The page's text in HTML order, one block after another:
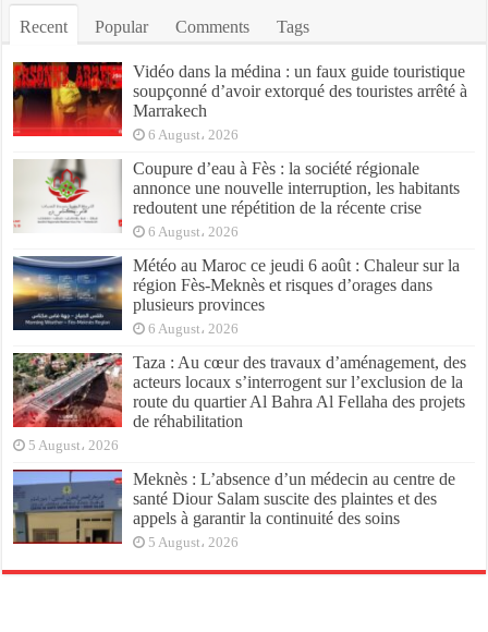
Recent Popular Comments Tags
Vidéo dans la médina : un faux guide touristique
soupçonné d’avoir extorqué des touristes arrêté à
Marrakech
6 August، 2026
Coupure d’eau à Fès : la société régionale
annonce une nouvelle interruption, les habitants
redoutent une répétition de la récente crise
6 August، 2026
Météo au Maroc ce jeudi 6 août : Chaleur sur la
région Fès-Meknès et risques d’orages dans
plusieurs provinces
6 August، 2026
Taza : Au cœur des travaux d’aménagement, des
acteurs locaux s’interrogent sur l’exclusion de la
route du quartier Al Bahra Al Fellaha des projets
de réhabilitation
5 August، 2026
Meknès : L’absence d’un médecin au centre de
santé Diour Salam suscite des plaintes et des
appels à garantir la continuité des soins
5 August، 2026